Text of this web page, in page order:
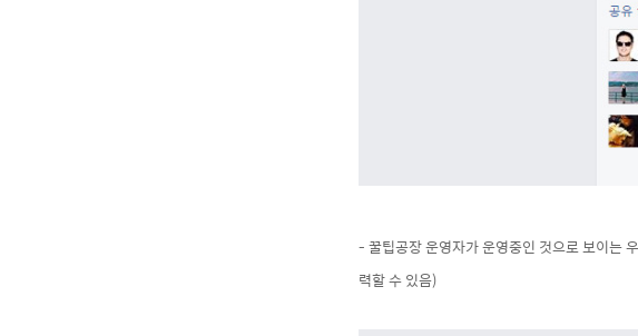
- 꿀팁공장 운영자가 운영중인 것으로 보이는
력할 수 있음)